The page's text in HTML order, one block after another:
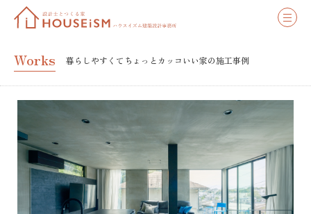
Works 暮らしやすくてちょっとカッコいい家の施工事例